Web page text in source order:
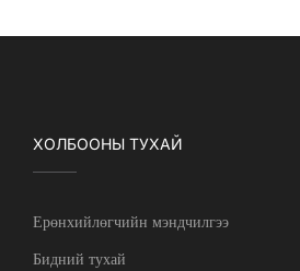
ХОЛБООНЫ ТУХАЙ
Ерөнхийлөгчийн мэндчилгээ
Бидний тухай